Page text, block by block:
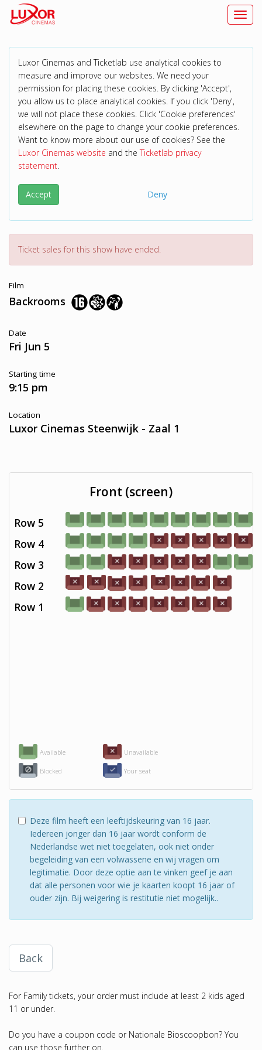
Luxor Cinemas and Ticketlab use analytical cookies to
measure and improve our websites. We need your
permission for placing these cookies. By clicking 'Accept',
you allow us to place analytical cookies. If you click 'Deny',
we will not place these cookies. Click 'Cookie preferences'
elsewhere on the page to change your cookie preferences.
Want to know more about our use of cookies? See the
Luxor Cinemas website and theTicketlab privacy
statement.
Accept Deny
Ticket sales for this show have ended.
Film
Backrooms
Date
Fri Jun 5
Starting time
9:15 pm
Location
Luxor Cinemas Steenwijk - Zaal 1
Available Unavailable
Blocked Your seat
Row 1
Row 2
Row 3
Row 4
Row 5
Front (screen)
Deze film heeft een leeftijdskeuring van 16 jaar.
Iedereen jonger dan 16 jaar wordt conform de
Nederlandse wet niet toegelaten, ook niet onder
begeleiding van een volwassene en wij vragen om
legitimatie. Door deze optie aan te vinken geef je aan
dat alle personen voor wie je kaarten koopt 16 jaar of
ouder zijn. Bij weigering is restitutie niet mogelijk..
Back
For Family tickets, your order must include at least 2 kids aged
11 or under.
Do you have a coupon code or Nationale Bioscoopbon? You
can use those further on.